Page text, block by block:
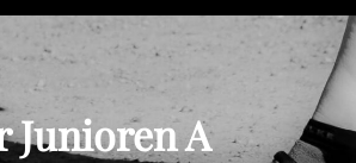
Junioren A